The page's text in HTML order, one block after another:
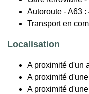
Autoroute - A63 :
Transport en
Localisation
A proximité d'un
A proximité
A proximité